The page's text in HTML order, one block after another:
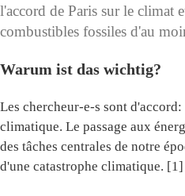
l'accord de Paris sur le climat
combustibles fossiles d'au
Warum ist das wichtig?
Les chercheur-e-s sont
climatique. Le passage aux
des tâches centrales de notre
d'une catastrophe climatique. [1]